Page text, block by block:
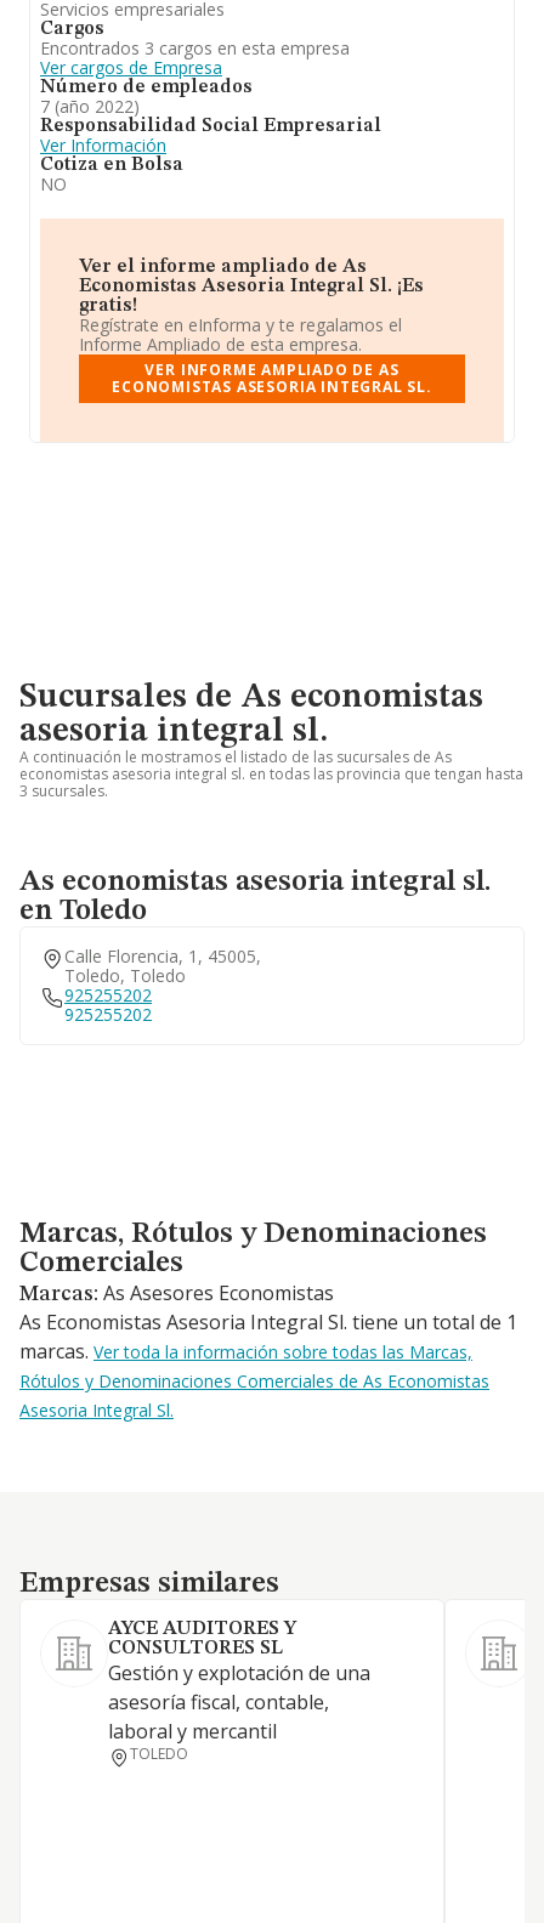
Servicios empresariales
Cargos
Encontrados 3 cargos en esta empresa
Ver cargos de Empresa
Número de empleados
7 (año 2022)
Responsabilidad Social Empresarial
Ver Información
Cotiza en Bolsa
NO
Ver el informe ampliado de As
Economistas Asesoria Integral Sl. ¡Es
gratis!
Regístrate en eInforma y te regalamos el
Informe Ampliado de esta empresa.
VER INFORME AMPLIADO DE AS
ECONOMISTAS ASESORIA INTEGRAL SL.
Sucursales de As economistas
asesoria integral sl.
A continuación le mostramos el listado de las sucursales de As
economistas asesoria integral sl. en todas las provincia que tengan hasta
3 sucursales.
As economistas asesoria integral sl.
en Toledo
Calle Florencia, 1, 45005,
Toledo, Toledo
925255202
925255202
Marcas, Rótulos y Denominaciones Comerciales
Marcas, Rótulos y Denominaciones
Comerciales
Marcas: As Asesores Economistas
As Economistas Asesoria Integral Sl. tiene un total de 1
marcas. Ver toda la información sobre todas las Marcas,
Rótulos y Denominaciones Comerciales de As Economistas
Asesoria Integral Sl.
Empresas similares
Empresas similares
AYCE AUDITORES Y
CONSULTORES SL
Gestión y explotación de una
asesoría fiscal, contable,
laboral y mercantil
TOLEDO